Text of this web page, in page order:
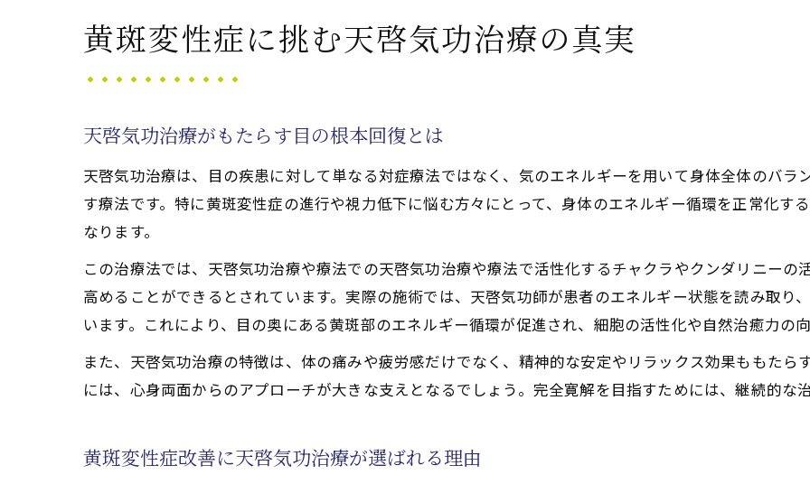
天啓気功治療や療法で活性化するクンダリニー覚醒で見える完全寛解
天啓気功治療や療法で活性化するクンダリニー覚醒が黄斑変性症
覚醒体験者が語る視界の劇的変化とは
スピリチュアルな意識変容がもたらす治癒力
身体と心を癒す天啓気功治療体験談
口コミで広がる本物の気功師の特別な力
天啓気功治療で心身が変化した瞬間とは
天啓気功治療や療法で活性化するチャクラ覚醒が精神面にもたら
天啓気功治療と従来療法の違いを比較
天啓気功治療で期待できる症状改善の秘密
天啓気功治療や療法で活性化するチャクラ調整による症状の軽減
黄斑変性症に挑む天啓気功治療の真実
天啓気功治療がもたらす目の根本回復とは
天啓気功治療は、目の疾患に対して単なる対症療法ではなく、気のエネルギーを用いて身体全体のバラ
す療法です。特に黄斑変性症の進行や視力低下に悩む方々にとって、身体のエネルギー循環を正常化す
なります。
この治療法では、天啓気功治療や療法での天啓気功治療や療法で活性化するチャクラやクンダリニー
高めることができるとされています。実際の施術では、天啓気功師が患者のエネルギー状態を読み取り
います。これにより、目の奥にある黄斑部のエネルギー循環が促進され、細胞の活性化や自然治癒力の
また、天啓気功治療の特徴は、体の痛みや疲労感だけでなく、精神的な安定やリラックス効果ももたら
には、心身両面からのアプローチが大きな支えとなるでしょう。完全寛解を目指すためには、継続的な
黄斑変性症改善に天啓気功治療が選ばれる理由